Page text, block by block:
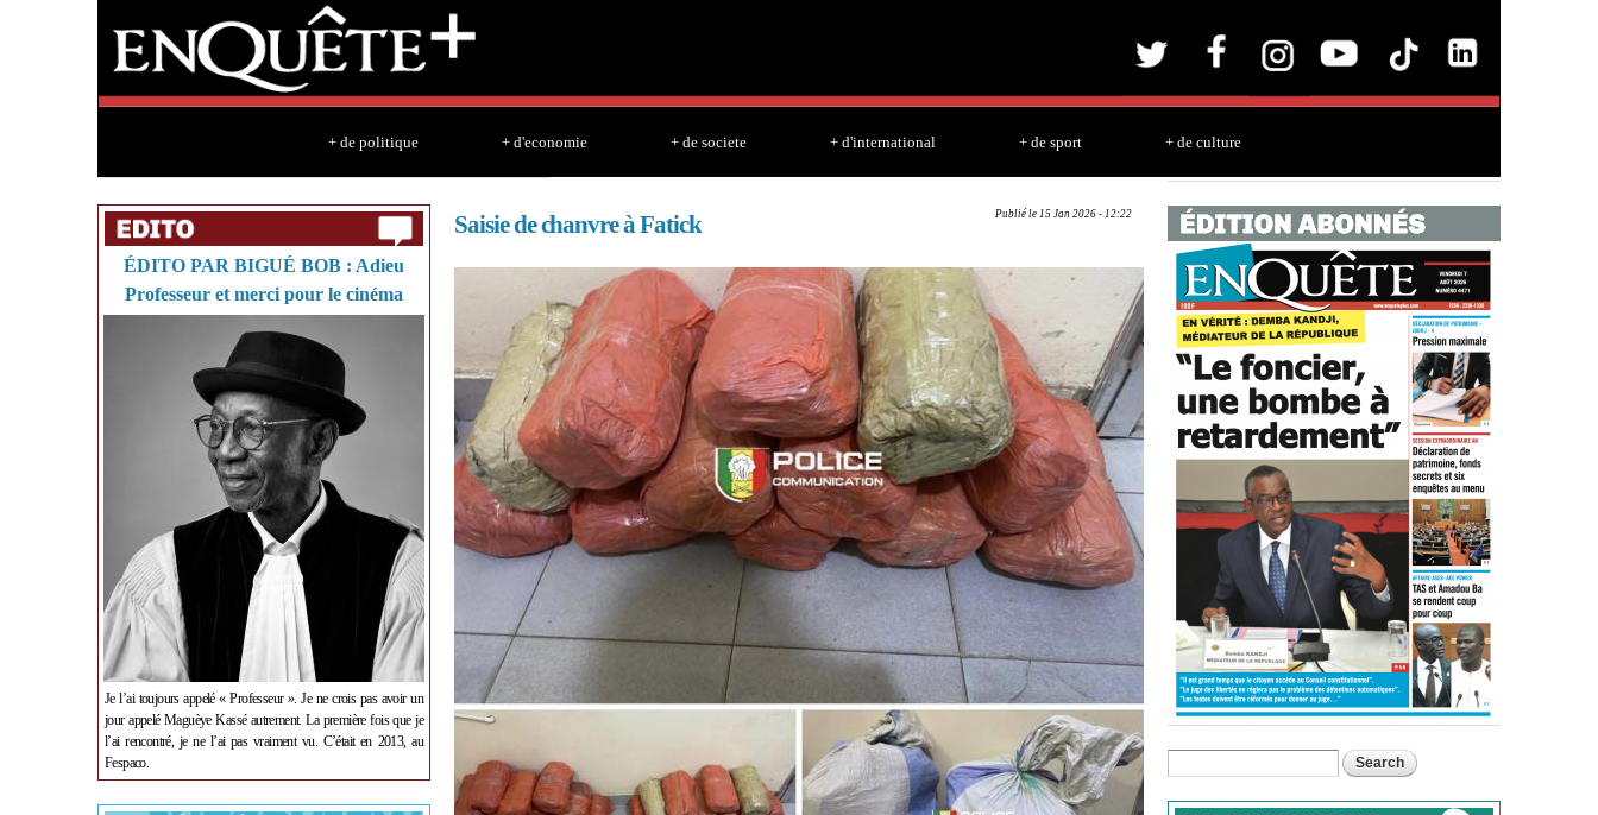
+ de politique + d'economie + de societe + d'international + de sport + de culture
ÉDITO PAR BIGUÉ BOB : Adieu
Professeur et merci pour le cinéma
Je l’ai toujours appelé « Professeur ». Je ne crois pas avoir un
jour appelé Maguèye Kassé autrement. La première fois que je
l’ai rencontré, je ne l’ai pas vraiment vu. C’était en 2013, au
Fespaco.
Publié le 15 Jan 2026 - 12:22
Saisie de chanvre à Fatick
Search form